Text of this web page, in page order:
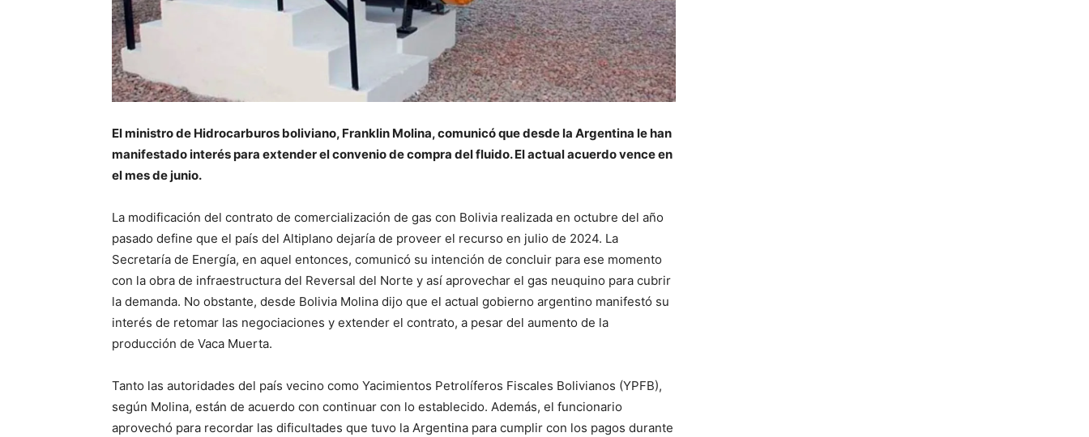
El ministro de Hidrocarburos boliviano, Franklin Molina, comunicó que desde la Argentina le han
manifestado interés para extender el convenio de compra del fluido. El actual acuerdo vence en
el mes de junio.
La modificación del contrato de comercialización de gas con Bolivia realizada en octubre del año
pasado define que el país del Altiplano dejaría de proveer el recurso en julio de 2024. La
Secretaría de Energía, en aquel entonces, comunicó su intención de concluir para ese momento
con la obra de infraestructura del Reversal del Norte y así aprovechar el gas neuquino para cubrir
la demanda. No obstante, desde Bolivia Molina dijo que el actual gobierno argentino manifestó su
interés de retomar las negociaciones y extender el contrato, a pesar del aumento de la
producción de Vaca Muerta.
Tanto las autoridades del país vecino como Yacimientos Petrolíferos Fiscales Bolivianos (YPFB),
según Molina, están de acuerdo con continuar con lo establecido. Además, el funcionario
aprovechó para recordar las dificultades que tuvo la Argentina para cumplir con los pagos durante